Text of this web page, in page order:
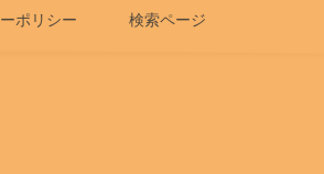
ポリシー 検索ページ